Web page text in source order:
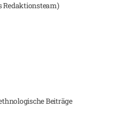
Redaktionsteam)
Beiträge